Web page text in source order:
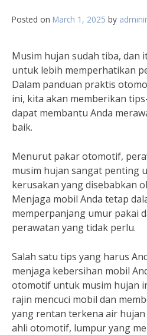
Posted on March 1, 2025 by
Musim hujan sudah tiba, dan
untuk lebih memperhatikan
Dalam panduan praktis
ini, kita akan memberikan
dapat membantu Anda
baik.
Menurut pakar otomotif,
musim hujan sangat penting
kerusakan yang disebabkan
Menjaga mobil Anda tetap
memperpanjang umur pakai
perawatan yang tidak perlu.
Salah satu tips yang harus
menjaga kebersihan mobil
otomotif untuk musim hujan
rajin mencuci mobil dan
yang rentan terkena air
ahli otomotif, lumpur yang